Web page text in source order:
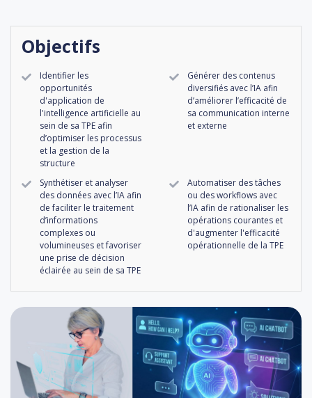
Objectifs
Identifier les
opportunités
d'application de
l'intelligence artificielle au
sein de sa TPE afin
d’optimiser les processus
et la gestion de la
structure
Générer des contenus
diversifiés avec l’IA afin
d’améliorer l’efficacité de
sa communication interne
et externe
Synthétiser et analyser
des données avec l’IA afin
de faciliter le traitement
d’informations
complexes ou
volumineuses et favoriser
une prise de décision
éclairée au sein de sa TPE
Automatiser des tâches
ou des workflows avec
l’IA afin de rationaliser les
opérations courantes et
d'augmenter l'efficacité
opérationnelle de la TPE